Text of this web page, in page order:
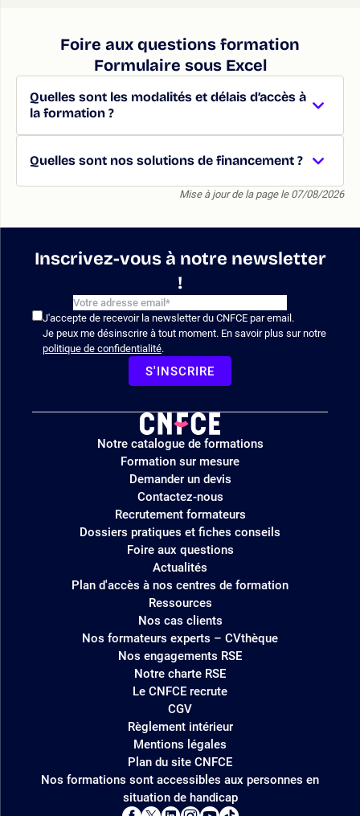
Foire aux questions formation
Formulaire sous Excel
Quelles sont les modalités et délais d’accès à
la formation ?
Quelles sont nos solutions de financement ?
Mise à jour de la page le 07/08/2026
Inscrivez-vous à notre newsletter
!
J'accepte de recevoir la newsletter du CNFCE par email.
Je peux me désinscrire à tout moment. En savoir plus sur notre
politique de confidentialité.
S'INSCRIRE
Logo
site
Notre catalogue de formations
Formation sur mesure
Demander un devis
Contactez-nous
Recrutement formateurs
Dossiers pratiques et fiches conseils
Foire aux questions
Actualités
Plan d'accès à nos centres de formation
Ressources
Nos cas clients
Nos formateurs experts – CVthèque
Nos engagements RSE
Notre charte RSE
Le CNFCE recrute
CGV
Règlement intérieur
Mentions légales
Plan du site CNFCE
Nos formations sont accessibles aux personnes en
situation de handicap